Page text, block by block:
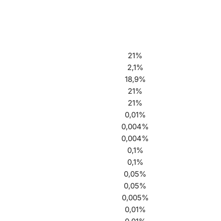
21%
2,1%
18,9%
21%
21%
0,01%
0,004%
0,004%
0,1%
0,1%
0,05%
0,05%
0,005%
0,01%